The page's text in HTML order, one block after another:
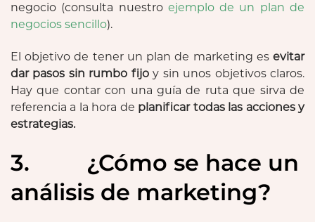
negocio (consulta nuestro ejemplo de un plan de
negocios sencillo).
El objetivo de tener un plan de marketing es evitar
dar pasos sin rumbo fijoy sin unos objetivos claros.
Hay que contar con una guía de ruta que sirva de
referencia a la hora de planificar todas las acciones y
estrategias.
3. ¿Cómo se hace un
análisis de marketing?